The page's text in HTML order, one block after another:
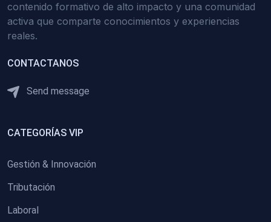
contenido formativo de alto impacto y una comunidad
activa que comparte conocimientos y experiencias
reales.
CONTACTANOS
Send message
CATEGORÍAS VIP
Gestión & Innovación
Tributación
Laboral